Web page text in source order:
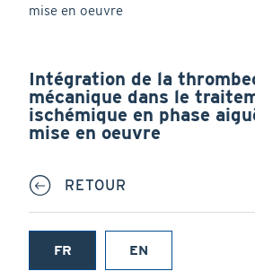
mise en oeuvre
Intégration de la
mécanique dans le
ischémique en phase
mise en oeuvre
RETOUR
FR
(onglet
EN